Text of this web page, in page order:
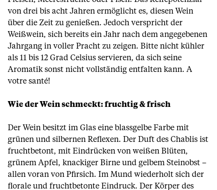
von drei bis acht Jahren ermöglicht es, diesen Wein
über die Zeit zu genießen. Jedoch verspricht der
Weißwein, sich bereits ein Jahr nach dem angegebenen
Jahrgang in voller Pracht zu zeigen. Bitte nicht kühler
als 11 bis 12 Grad Celsius servieren, da sich seine
Aromatik sonst nicht vollständig entfalten kann. A
votre santé!
Wie der Wein schmeckt: fruchtig & frisch
Der Wein besitzt im Glas eine blassgelbe Farbe mit
grünen und silbernen Reflexen. Der Duft des Chablis ist
fruchtbetont, mit Eindrücken von weißen Blüten,
grünem Apfel, knackiger Birne und gelbem Steinobst –
allen voran von Pfirsich. Im Mund wiederholt sich der
florale und fruchtbetonte Eindruck. Der Körper des